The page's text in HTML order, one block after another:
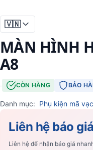
🇻🇳
MÀN HÌNH
A8
· CÒN HÀNG BẢO
Danh mục: Phụ kiện mã
Liên hệ báo giá
Liên hệ để nhận báo giá